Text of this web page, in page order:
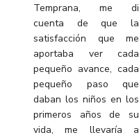
Temprana, me di
cuenta de que la
satisfacción que me
aportaba ver cada
pequeño avance, cada
pequeño paso que
daban los niños en los
primeros años de su
vida, me llevaría a